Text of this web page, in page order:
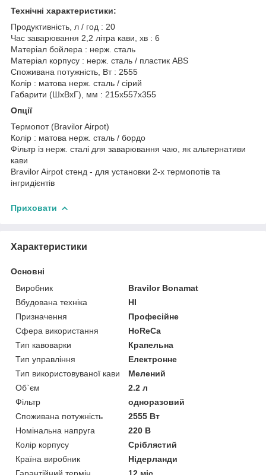
Технічні характеристики:
Продуктивність, л / год : 20
Час заварювання 2,2 літра кави, хв : 6
Матеріал бойлера : нерж. сталь
Матеріал корпусу : нерж. сталь / пластик ABS
Споживана потужність, Вт : 2555
Колір : матова нерж. сталь / сірий
Габарити (ШхВхГ), мм : 215х557х355
Опції
Термопот (Bravilor Airpot)
Колір : матова нерж. сталь / бордо
Фільтр із нерж. сталі для заварювання чаю, як альтернативи
кави
Bravilor Airpot стенд - для установки 2-х термопотів та
інгридієнтів
Приховати
Характеристики
Основні
Виробник
Bravilor Bonamat
Вбудована техніка
НІ
Призначення
Професійне
Сфера використання
HoReCa
Тип кавоварки
Крапельна
Тип управління
Електронне
Тип використовуваної кави
Мелений
Об`єм
2.2 л
Фільтр
одноразовий
Споживана потужність
2555 Вт
Номінальна напруга
220 В
Колір корпусу
Сріблястий
Країна виробник
Нідерланди
Гарантійний термін
12 міс